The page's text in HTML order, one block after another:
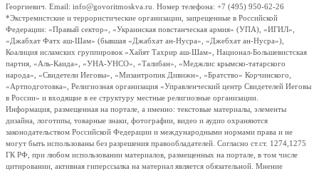
Георгиевич. Email: info@govoritmoskva.ru. Номер телефона: +7 (495) 950-62-26
*Экстремистские и террористические организации, запрещенные в Российской
Федерации: «Правый сектор», «Украинская повстанческая армия» (УПА), «ИГИЛ»,
«Джабхат Фатх аш-Шам» (бывшая «Джабхат ан-Нусра», «Джебхат ан-Нусра»),
Коалиция исламских группировок «Хайят Тахрир аш-Шам», Национал-Большевистская
партия, «Аль-Каида», «УНА-УНСО», «Талибан», «Меджлис крымско-татарского
народа», «Свидетели Иеговы», «Мизантропик Дивижн», «Братство» Корчинского,
«Артподготовка», Религиозная организация «Управленческий центр Свидетелей Иеговы
в России» и входящие в ее структуру местные религиозные организации.
Информация, размещенная на портале, а именно: текстовые материалы, элементы
дизайна, логотипы, товарные знаки, фотографии, видео и аудио охраняются
законодательством Российской Федерации и международными нормами права и не
могут быть использованы без разрешения правообладателей. Согласно ст.ст. 1274,1275
ГК РФ, при любом использовании материалов, размещенных на портале, в том числе
цитировании, активная гиперссылка на материал является обязательной. Мнение